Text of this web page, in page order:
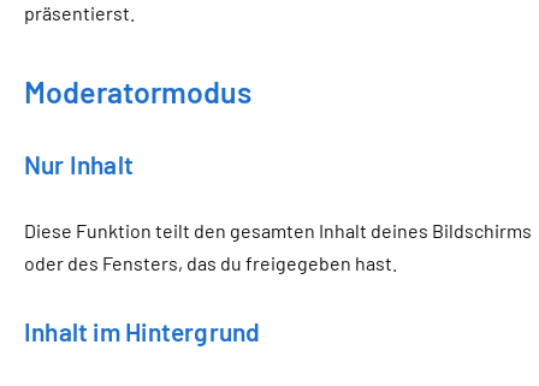
präsentierst.
Moderatormodus
Nur Inhalt
Diese Funktion teilt den gesamten Inhalt deines Bildschirms
oder des Fensters, das du freigegeben hast.
Inhalt im Hintergrund